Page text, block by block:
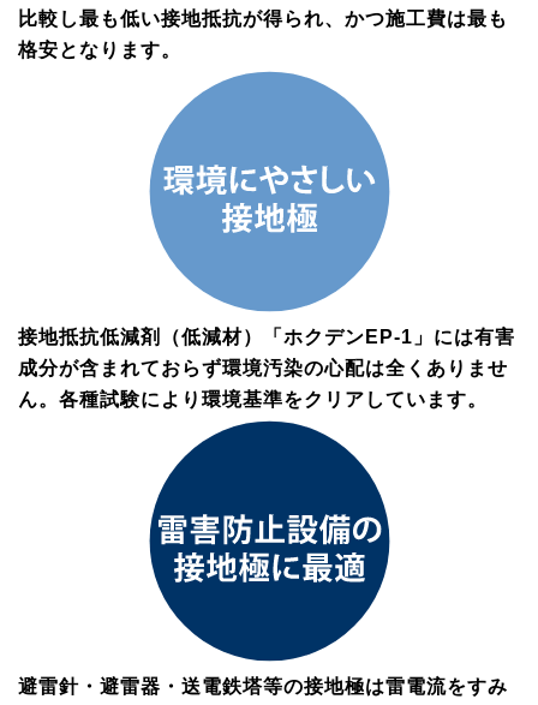
比較し最も低い接地抵抗が得られ、かつ施工費は最も
格安となります。
接地抵抗低減剤（低減材）「ホクデンEP-1」には有害
成分が含まれておらず環境汚染の心配は全くありませ
ん。各種試験により環境基準をクリアしています。
避雷針・避雷器・送電鉄塔等の接地極は雷電流をすみ